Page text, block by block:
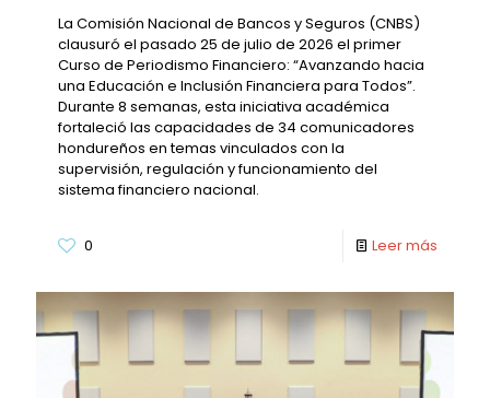
La Comisión Nacional de Bancos y Seguros (CNBS)
clausuró el pasado 25 de julio de 2026 el primer
Curso de Periodismo Financiero: “Avanzando hacia
una Educación e Inclusión Financiera para Todos”.
Durante 8 semanas, esta iniciativa académica
fortaleció las capacidades de 34 comunicadores
hondureños en temas vinculados con la
supervisión, regulación y funcionamiento del
sistema financiero nacional.
0 Leer más